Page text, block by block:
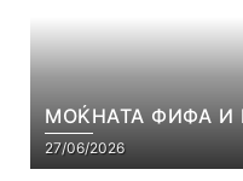
МОЌНАТА ФИФА И
27/06/2026